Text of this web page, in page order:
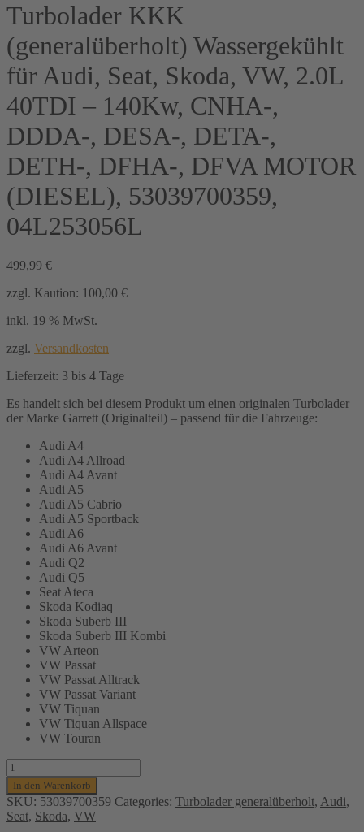
Turbolader KKK
(generalüberholt) Wassergekühlt
für Audi, Seat, Skoda, VW, 2.0L
40TDI – 140Kw, CNHA-,
DDDA-, DESA-, DETA-,
DETH-, DFHA-, DFVA MOTOR
(DIESEL), 53039700359,
04L253056L
499,99 €
zzgl. Kaution: 100,00 €
inkl. 19 % MwSt.
zzgl. Versandkosten
Lieferzeit: 3 bis 4 Tage
Es handelt sich bei diesem Produkt um einen originalen Turbolader
der Marke Garrett (Originalteil) – passend für die Fahrzeuge:
Audi A4
Audi A4 Allroad
Audi A4 Avant
Audi A5
Audi A5 Cabrio
Audi A5 Sportback
Audi A6
Audi A6 Avant
Audi Q2
Audi Q5
Seat Ateca
Skoda Kodiaq
Skoda Suberb III
Skoda Suberb III Kombi
VW Arteon
VW Passat
VW Passat Alltrack
VW Passat Variant
VW Tiquan
VW Tiquan Allspace
VW Touran
Turbolader
KKK
(generalüberholt)
Wassergekühlt
für
In den Warenkorb
SKU: 53039700359 Categories: Turbolader generalüberholt, Audi,
Seat, Skoda, VW